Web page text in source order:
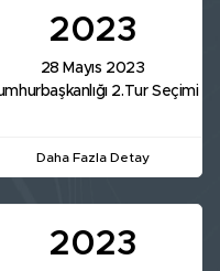
2023
28 Mayıs 2023
2.Tur Seçimi
Daha Fazla Detay
2023